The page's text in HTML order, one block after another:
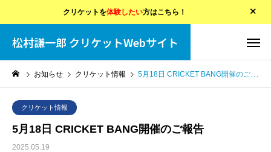
クリケットを体験したい方はこちら！
松村謙一郎 クリケットWebサイト
お知らせ クリケット情報 5月18日 CRICKET BANG開催のご報告
クリケット情報
5月18日 CRICKET BANG開催のご報告
2025.05.19